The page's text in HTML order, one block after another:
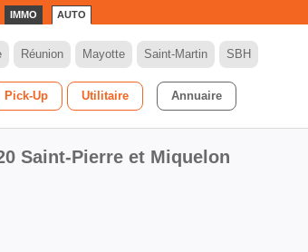
IMMO AUTO
Réunion Mayotte Saint-Martin SBH
Pick-Up Utilitaire Annuaire
Saint-Pierre et Miquelon